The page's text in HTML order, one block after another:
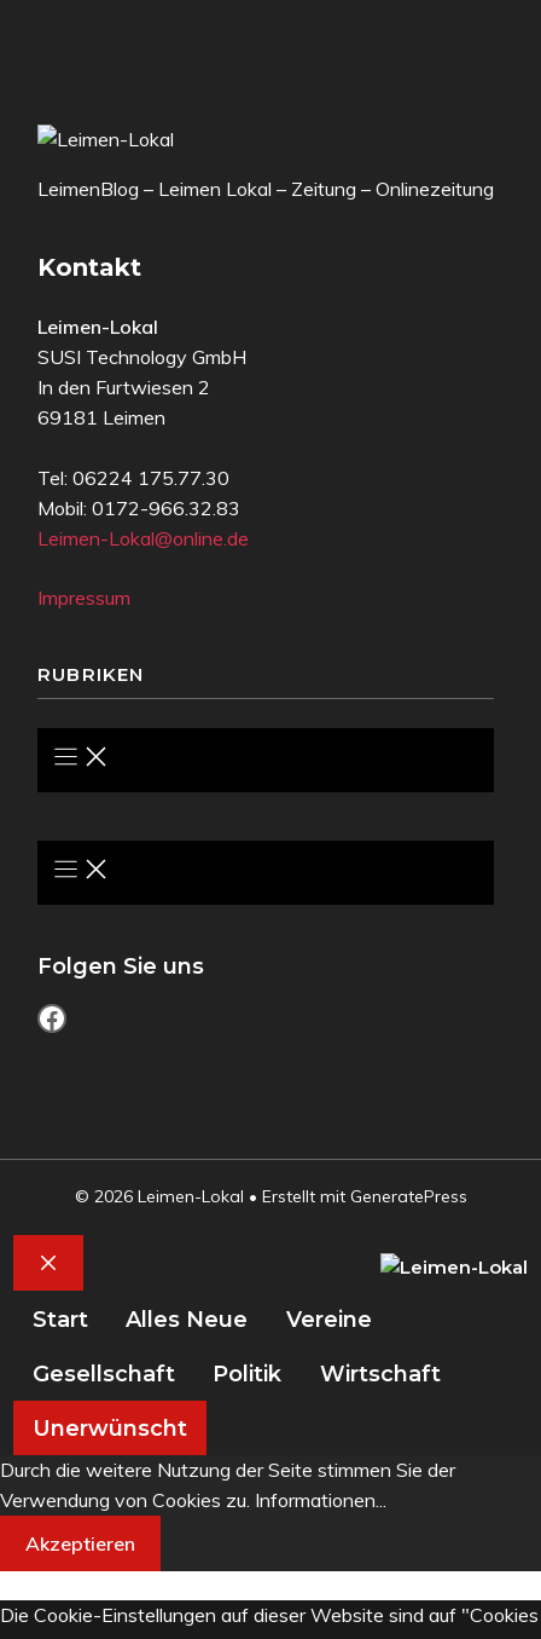
LeimenBlog – Leimen Lokal – Zeitung – Onlinezeitung
Kontakt
Leimen-Lokal
SUSI Technology GmbH
In den Furtwiesen 2
69181 Leimen
Tel: 06224 175.77.30
Mobil: 0172-966.32.83
Leimen-Lokal@online.de
Impressum
RUBRIKEN
Folgen Sie uns
Facebook
© 2026 Leimen-Lokal • Erstellt mit GeneratePress
Schließen
Start Alles Neue Vereine
Gesellschaft Politik Wirtschaft
Unerwünscht
Durch die weitere Nutzung der Seite stimmen Sie der
Verwendung von Cookies zu. Informationen...
Akzeptieren
Die Cookie-Einstellungen auf dieser Website sind auf "Cookies